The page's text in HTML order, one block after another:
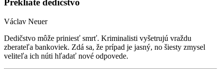
Prekliate dedičstvo
Václav Neuer
Dedičstvo môže priniesť smrť. Kriminalisti vyšetrujú vraždu
zberateľa bankoviek. Zdá sa, že prípad je jasný, no šiesty zmysel
veliteľa ich núti hľadať nové odpovede.